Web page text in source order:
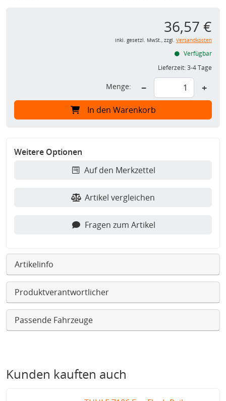
36,57 €
inkl. gesetzl. MwSt., zzgl. Versandkosten
Verfügbar
Lieferzeit:3-4 Tage
Menge: − +
In den Warenkorb
Weitere Optionen
Auf den Merkzettel
Artikel vergleichen
Fragen zum Artikel
Artikelinfo
Produktverantwortlicher
Passende Fahrzeuge
Kunden kauften auch